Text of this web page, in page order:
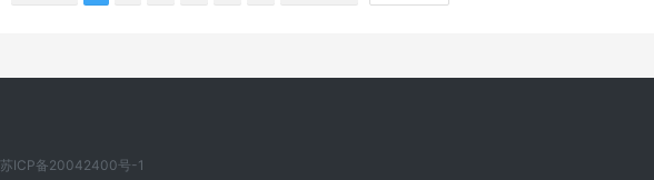
苏ICP备20042400号-1